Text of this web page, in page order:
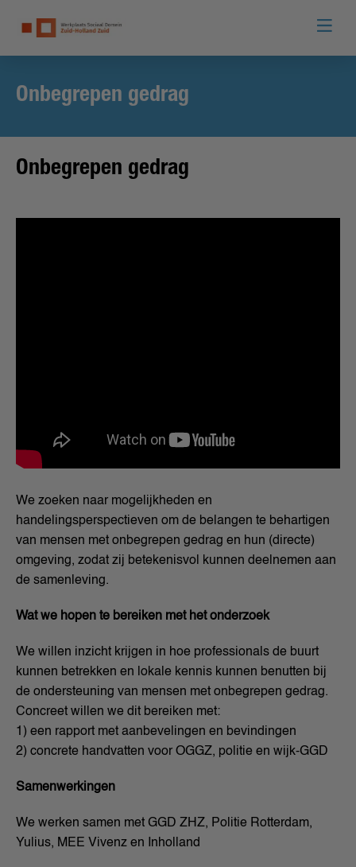
Onbegrepen gedrag
Onbegrepen gedrag
We zoeken naar mogelijkheden en
handelingsperspectieven om de belangen te behartigen
van mensen met onbegrepen gedrag en hun (directe)
omgeving, zodat zij betekenisvol kunnen deelnemen aan
de samenleving.
Wat we hopen te bereiken met het onderzoek
We willen inzicht krijgen in hoe professionals de buurt
kunnen betrekken en lokale kennis kunnen benutten bij
de ondersteuning van mensen met onbegrepen gedrag.
Concreet willen we dit bereiken met:
1) een rapport met aanbevelingen en bevindingen
2) concrete handvatten voor OGGZ, politie en wijk-GGD
Samenwerkingen
We werken samen met GGD ZHZ, Politie Rotterdam,
Yulius, MEE Vivenz en Inholland